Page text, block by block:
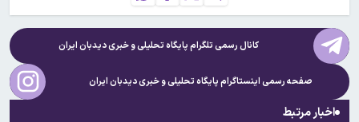
کانال رسمی تلگرام پایگاه تحلیلی و خبریدیدبان ایران
صفحه رسمی اینستاگرام پایگاه تحلیلی و خبریدیدبان ایران
اخبار مرتبط